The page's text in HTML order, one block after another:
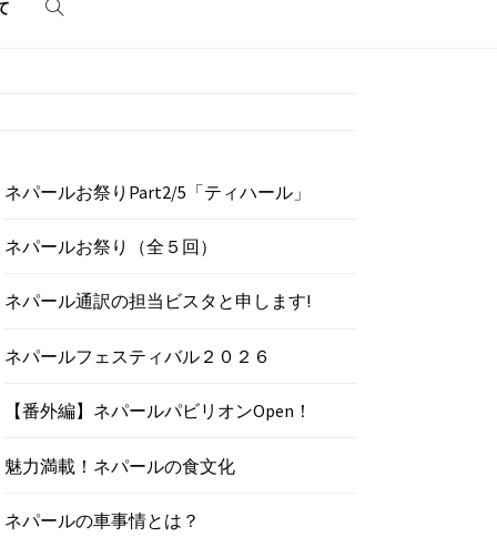
ネパールお祭りPart2/5「ティハール」
ネパールお祭り（全５回）
ネパール通訳の担当ビスタと申します!
ネパールフェスティバル２０２６
【番外編】ネパールパビリオンOpen！
魅力満載！ネパールの食文化
ネパールの車事情とは？